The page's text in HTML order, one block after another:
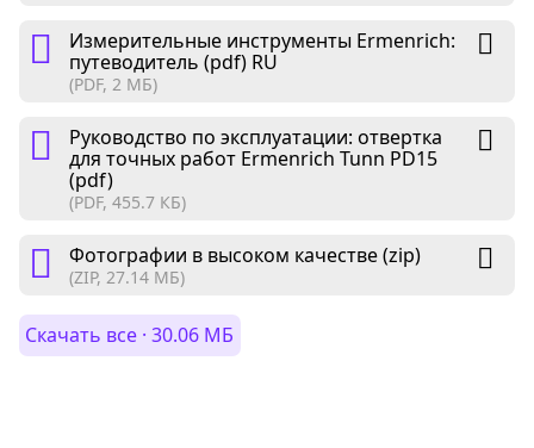
Измерительные инструменты Ermenrich:
путеводитель (pdf) RU
(PDF, 2 МБ)
Руководство по эксплуатации: отвертка
для точных работ Ermenrich Tunn PD15
(pdf)
(PDF, 455.7 КБ)
Фотографии в высоком качестве (zip)
(ZIP, 27.14 МБ)
Скачать все · 30.06 МБ